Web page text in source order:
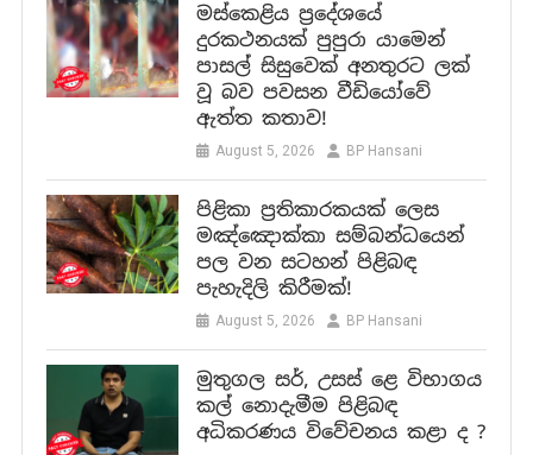
මස්කෙළිය ප්‍රදේශයේ
දුරකථනයක් පුපුරා යාමෙන්
පාසල් සිසුවෙක් අනතුරට ලක්
වූ බව පවසන වීඩියෝවේ
ඇත්ත කතාව!
August 5, 2026 BP Hansani
පිළිකා ප්‍රතිකාරකයක් ලෙස
මඤ්ඤොක්කා සම්බන්ධයෙන්
පල වන සටහන් පිළිබඳ
පැහැදිලි කිරීමක්!
August 5, 2026 BP Hansani
මුතුගල සර්, උසස් ළෙ විභාගය
කල් නොදැමීම පිළිබඳ
අධිකරණය විවේචනය කළා ද ?